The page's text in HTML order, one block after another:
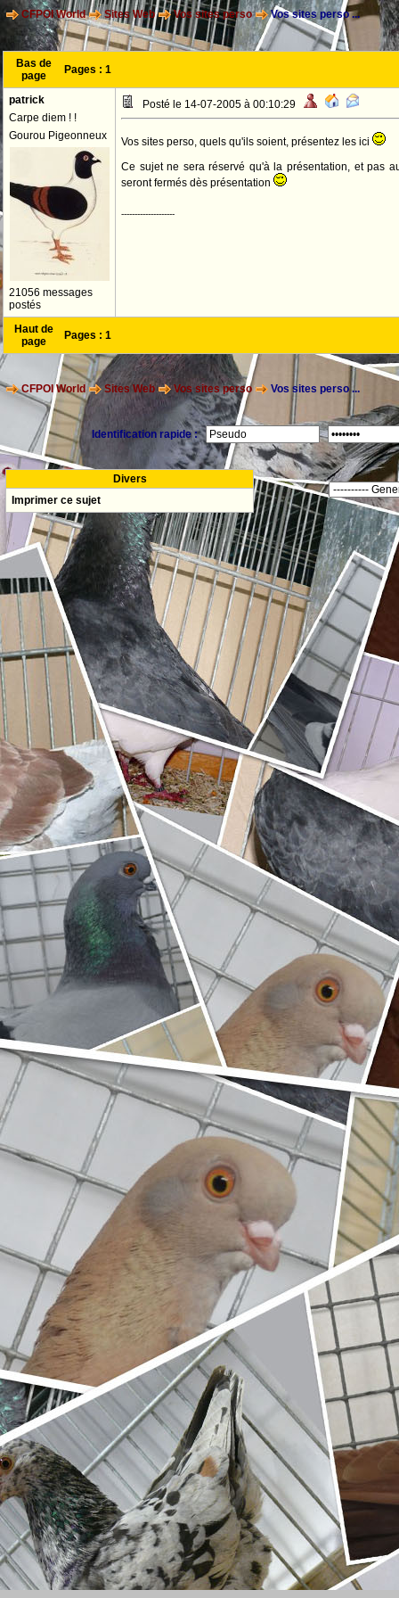
CFPOI World Sites Web Vos sites perso Vos sites perso ...
Bas de
page
Pages : 1
patrick
Carpe diem ! !
Gourou Pigeonneux
21056 messages
postés
Posté le 14-07-2005 à 00:10:29
Vos sites perso, quels qu'ils soient, présentez les ici
Ce sujet ne sera réservé qu'à la présentation, et pas
seront fermés dès présentation
--------------------
Haut de
page
Pages : 1
CFPOI World Sites Web Vos sites perso Vos sites perso ...
Identification rapide :
Divers
Imprimer ce sujet